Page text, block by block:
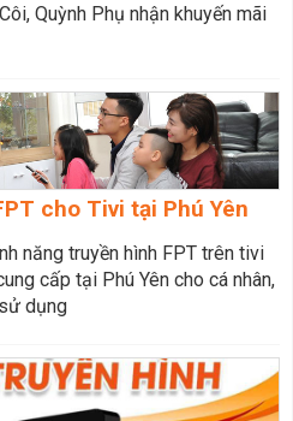
Quỳnh Phụ nhận khuyến mãi
cho Tivi tại Phú Yên
năng truyền hình FPT trên tivi
cấp tại Phú Yên cho cá nhân,
dụng